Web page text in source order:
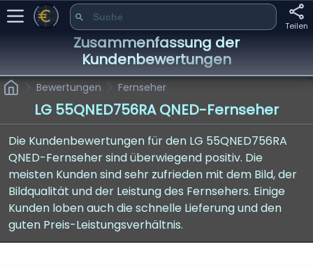
Teilen
Zusammenfassung der
Kundenbewertungen
Bewertungen Fernseher
LG 55QNED756RA QNED-Fernseher
Die Kundenbewertungen für den LG 55QNED756RA
QNED-Fernseher sind überwiegend positiv. Die
meisten Kunden sind sehr zufrieden mit dem Bild, der
Bildqualität und der Leistung des Fernsehers. Einige
Kunden loben auch die schnelle Lieferung und den
guten Preis-Leistungsverhältnis.